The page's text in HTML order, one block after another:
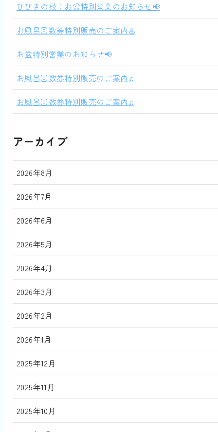
ひびきの校：お盆特別営業のお知らせ📢
お風呂回数券特別販売のご案内♨️
お盆特別営業のお知らせ📢
お風呂回数券特別販売のご案内♫
お風呂回数券特別販売のご案内♫
アーカイブ
2026年8月
2026年7月
2026年6月
2026年5月
2026年4月
2026年3月
2026年2月
2026年1月
2025年12月
2025年11月
2025年10月